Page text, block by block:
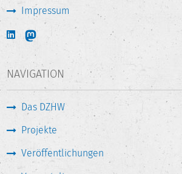
Impressum
NAVIGATION
Das DZHW
Projekte
Veröffentlichungen